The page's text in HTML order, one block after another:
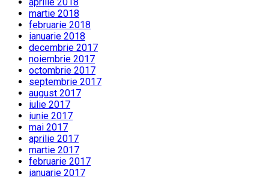
martie 2018
februarie 2018
ianuarie 2018
decembrie 2017
noiembrie 2017
octombrie 2017
septembrie 2017
august 2017
iulie 2017
iunie 2017
mai 2017
aprilie 2017
martie 2017
februarie 2017
ianuarie 2017